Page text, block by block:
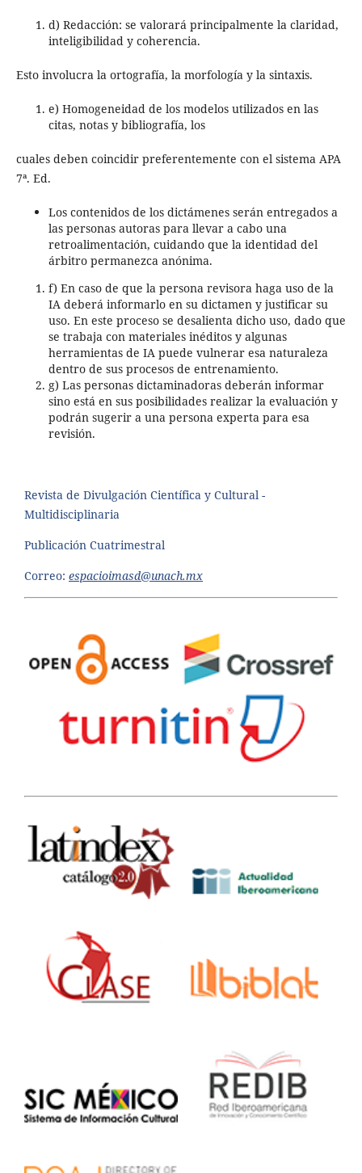
d) Redacción: se valorará principalmente la claridad,
inteligibilidad y coherencia.
Esto involucra la ortografía, la morfología y la sintaxis.
e) Homogeneidad de los modelos utilizados en las
citas, notas y bibliografía, los
cuales deben coincidir preferentemente con el sistema APA
7ª. Ed.
Los contenidos de los dictámenes serán entregados a
las personas autoras para llevar a cabo una
retroalimentación, cuidando que la identidad del
árbitro permanezca anónima.
f) En caso de que la persona revisora haga uso de la
IA deberá informarlo en su dictamen y justificar su
uso. En este proceso se desalienta dicho uso, dado que
se trabaja con materiales inéditos y algunas
herramientas de IA puede vulnerar esa naturaleza
dentro de sus procesos de entrenamiento.
g) Las personas dictaminadoras deberán informar
sino está en sus posibilidades realizar la evaluación y
podrán sugerir a una persona experta para esa
revisión.
Revista de Divulgación Científica y Cultural -
Multidisciplinaria
Publicación Cuatrimestral
Correo: espacioimasd@unach.mx